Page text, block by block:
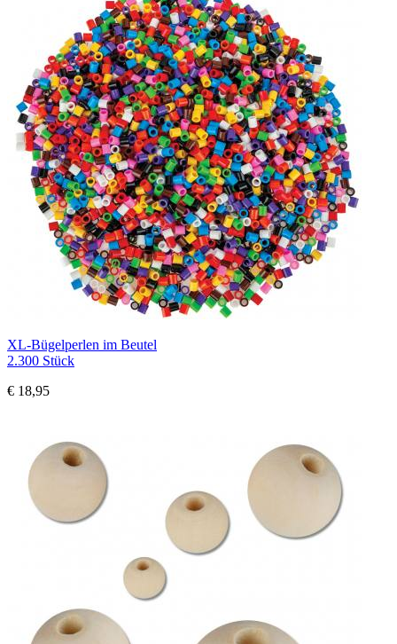
XL-Bügelperlen im Beutel
2.300 Stück
€ 18,95